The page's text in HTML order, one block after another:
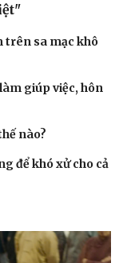
trên sa mạc khô
giúp việc, hôn
nào?
để khó xử cho cả